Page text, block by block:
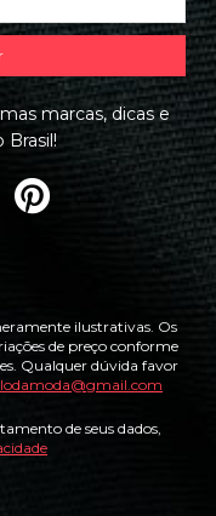
marcas, dicas e
ilustrativas. Os
de preço conforme
Qualquer dúvida favor
de seus dados,